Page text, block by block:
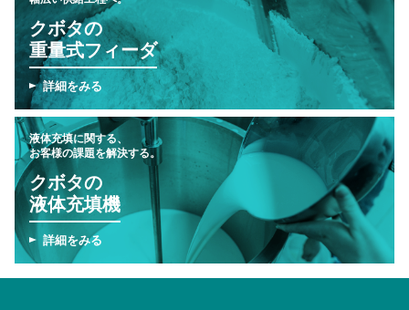
クボタの
重量式フィーダ
詳細をみる
液体充填に関する、
お客様の課題を解決する。
クボタの
液体充填機
詳細をみる